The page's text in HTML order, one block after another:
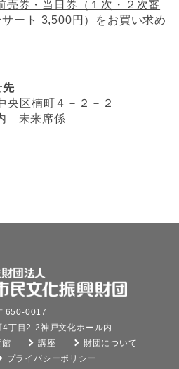
券・当日券（１次・２次審
ート 3,500円）をお買い求め
先
区楠町４－２－２
未来席係
650-0017
4丁目2-2神戸文化ホール内
館 講座
財団について
プライバシーポリシー